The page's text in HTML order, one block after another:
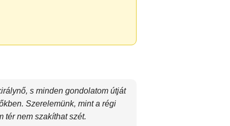
s minden gondolatom útját
Szerelemünk, mint a régi
tér nem szakíthat szét.